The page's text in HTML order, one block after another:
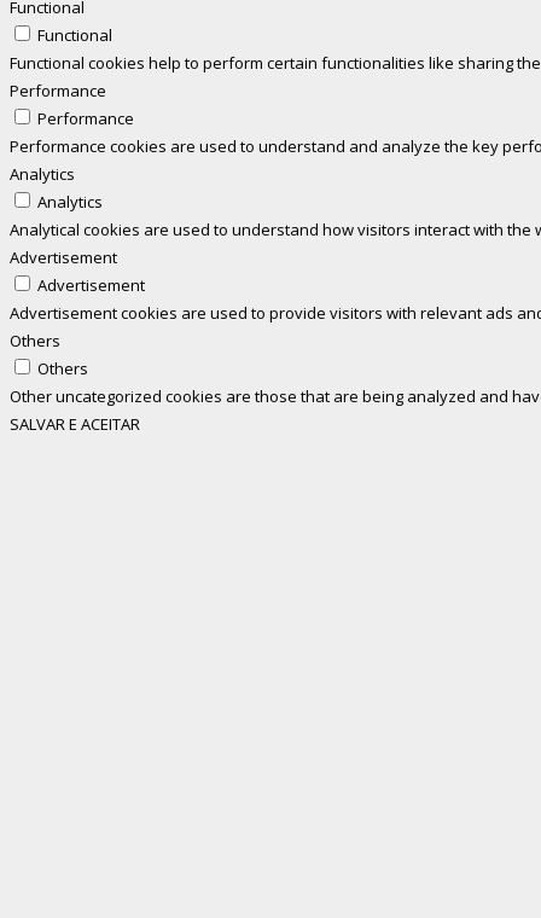
Functional
Functional
Functional cookies help to perform certain functionalities like sharing
Performance
Performance
Performance cookies are used to understand and analyze the key
Analytics
Analytics
Analytical cookies are used to understand how visitors interact with
Advertisement
Advertisement
Advertisement cookies are used to provide visitors with relevant ads
Others
Others
Other uncategorized cookies are those that are being analyzed and
SALVAR E ACEITAR